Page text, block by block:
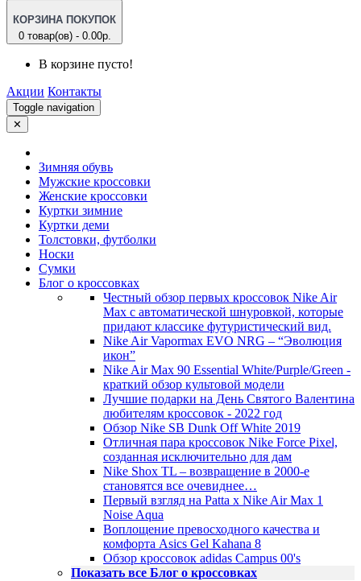
КОРЗИНА ПОКУПОК
0 товар(ов) - 0.00р.
В корзине пусто!
Акции Контакты
Toggle navigation
✕
Зимняя обувь
Мужские кроссовки
Женские кроссовки
Куртки зимние
Куртки деми
Толстовки, футболки
Носки
Сумки
Блог о кроссовках
Честный обзор первых кроссовок Nike Air
Max с автоматической шнуровкой, которые
придают классике футуристический вид.
Nike Air Vapormax EVO NRG – “Эволюция
икон”
Nike Air Max 90 Essential White/Purple/Green -
краткий обзор культовой модели
Лучшие подарки на День Святого Валентина
любителям кроссовок - 2022 год
Обзор Nike SB Dunk Off White 2019
Отличная пара кроссовок Nike Force Pixel,
созданная исключительно для дам
Nike Shox TL – возвращение в 2000-е
становятся все очевиднее…
Первый взгляд на Patta x Nike Air Max 1
Noise Aqua
Воплощение превосходного качества и
комфорта Asics Gel Kahana 8
Обзор кроссовок adidas Campus 00's
Показать все Блог о кроссовках